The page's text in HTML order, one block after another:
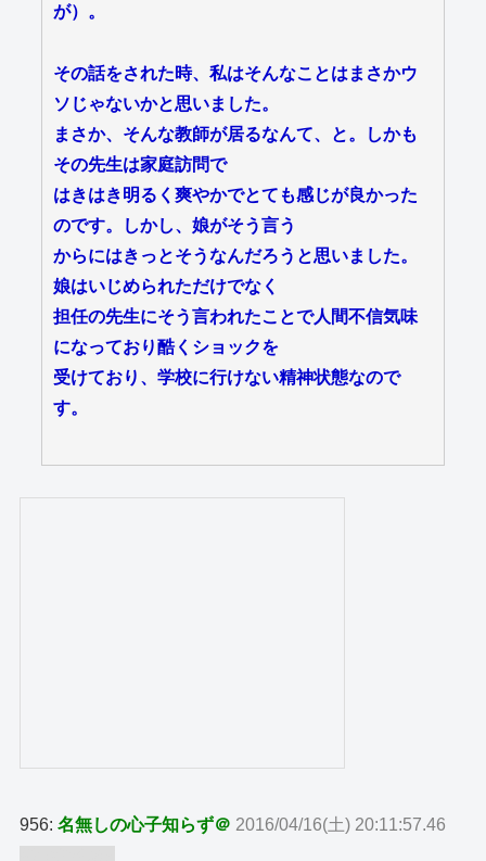
が）。
その話をされた時、私はそんなことはまさかウ
ソじゃないかと思いました。
まさか、そんな教師が居るなんて、と。しかも
その先生は家庭訪問で
はきはき明るく爽やかでとても感じが良かった
のです。しかし、娘がそう言う
からにはきっとそうなんだろうと思いました。
娘はいじめられただけでなく
担任の先生にそう言われたことで人間不信気味
になっており酷くショックを
受けており、学校に行けない精神状態なので
す。
956:名無しの心子知らず＠ 2016/04/16(土) 20:11:57.46